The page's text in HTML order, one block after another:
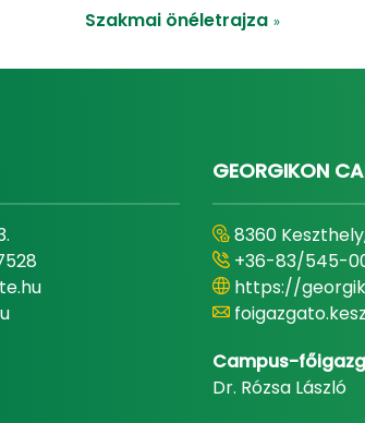
Szakmai önéletrajza »
GEORGIKON
8360
+36-83/545-
https://
Campus-
Dr. Rózsa László